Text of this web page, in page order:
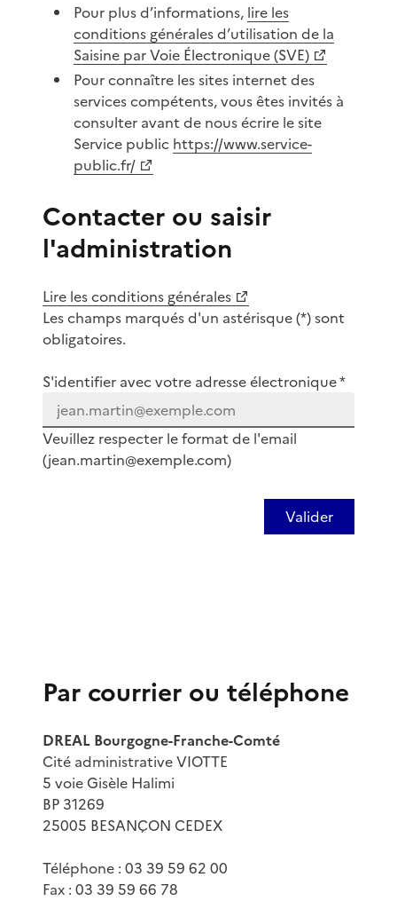
Pour plus d’informations, lire les
conditions générales d’utilisation de la
Saisine par Voie Électronique (SVE)
Pour connaître les sites internet des
services compétents, vous êtes invités à
consulter avant de nous écrire le site
Service public https://www.service-
public.fr/
Contacter ou saisir
l'administration
Lire les conditions générales
Les champs marqués d'un astérisque (*) sont
obligatoires.
S'identifier avec votre adresse électronique *
Veuillez respecter le format de l'email
(jean.martin@exemple.com)
Par courrier ou téléphone
DREAL Bourgogne-Franche-Comté
Cité administrative VIOTTE
5 voie Gisèle Halimi
BP 31269
25005 BESANÇON CEDEX
Téléphone : 03 39 59 62 00
Fax : 03 39 59 66 78